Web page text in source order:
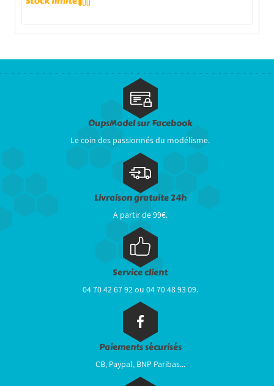
OupsModel sur Facebook
Le coin des passionnés du modélisme.
Livraison gratuite 24h
A partir de 99€.
Service client
04 70 42 67 92 ou 04 70 48 93 09.
Paiements sécurisés
CB, Paypal, BNP Paribas...